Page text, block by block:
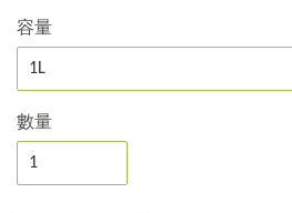
容量
數量